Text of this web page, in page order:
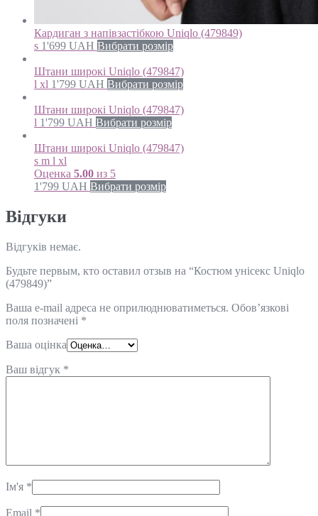
Кардиган з напівзастібкою Uniqlo (479849)
s 1'699 UAH Вибрати розмір
Штани широкі Uniqlo (479847)
l xl 1'799 UAH Вибрати розмір
Штани широкі Uniqlo (479847)
l 1'799 UAH Вибрати розмір
Штани широкі Uniqlo (479847)
s m l xl
Оценка 5.00 из 5
1'799 UAH Вибрати розмір
Відгуки
Відгуків немає.
Будьте первым, кто оставил отзыв на “Костюм унісекс Uniqlo
(479849)”
Ваша e-mail адреса не оприлюднюватиметься. Обов’язкові
поля позначені *
Ваша оцінка
Ваш відгук *
Ім'я *
Email *